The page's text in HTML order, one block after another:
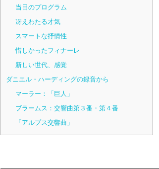
当日のプログラム
冴えわたる才気
スマートな抒情性
惜しかったフィナーレ
新しい世代、感覚
ダニエル・ハーディングの録音から
マーラー：「巨人」
ブラームス：交響曲第３番・第４番
「アルプス交響曲」